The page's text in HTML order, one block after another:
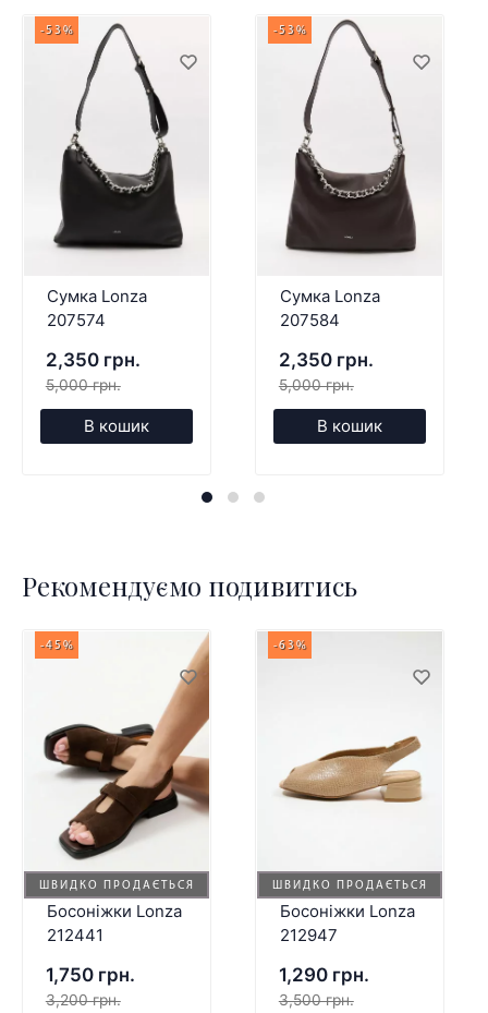
-53%
Сумка Lonza
207574
2,350 грн.
5,000 грн.
В кошик
-53%
Сумка Lonza
207584
2,350 грн.
5,000 грн.
В кошик
Рекомендуємо подивитись
ШВИДКО ПРОДАЄТЬСЯ
-45%
Босоніжки Lonza
212441
1,750 грн.
3,200 грн.
ШВИДКО ПРОДАЄТЬСЯ
-63%
Босоніжки Lonza
212947
1,290 грн.
3,500 грн.